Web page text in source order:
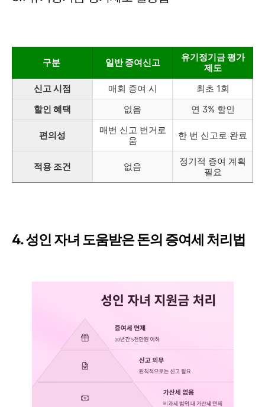
구분 일반 증여신고
유기정기금 평가
제도
신고 시점
매회 증여 시
최초 1회
할인 혜택
없음 연 3% 할인
편의성
매번 신고 번거로
움
한 번 신고로 완료
적용 조건 없음
정기적 증여 계획
필요
4. 성인 자녀 도움받은 돈의 증여세 처리법